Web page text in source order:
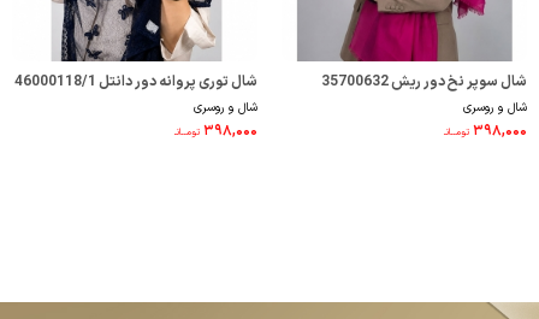
شال سوپر نخ دور ریش 35700632
شال و روسری
۳۹۸,۰۰۰ تومــانـ
شال توری پروانه دور دانتل 46000118/1
شال و روسری
۳۹۸,۰۰۰ تومــانـ